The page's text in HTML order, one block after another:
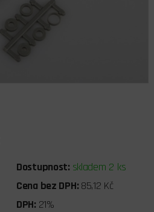
Dostupnost: skladem 2 ks
Cena bez DPH: 85,12 Kč
DPH: 21%